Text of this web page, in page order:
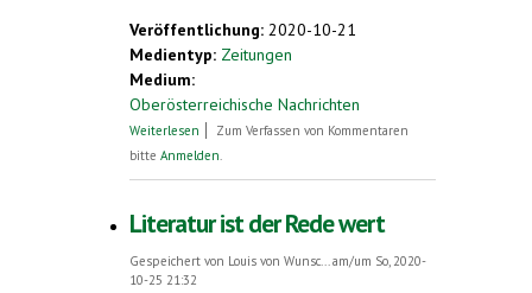
Veröffentlichung: 2020-10-21
Medientyp: Zeitungen
Medium:
Oberösterreichische Nachrichten
Weiterlesen über Die seltsamen Träume von der
Zum Verfassen von Kommentaren
bitte Anmelden.
Literatur ist der Rede wert
Gespeichert von Louis von Wunsc...am/um So, 2020-
10-25 21:32